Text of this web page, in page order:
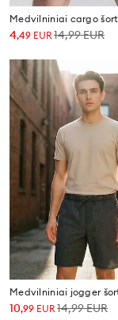
Medvilniniai cargo
4,49 EUR14,99EUR
10,99 EUR14,99EUR